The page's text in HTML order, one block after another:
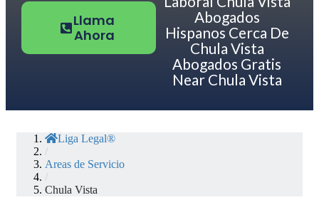
Llama
Ahora
Abogados
Hispanos Cerca De
Chula Vista
Abogados Gratis
Near Chula Vista
Liga Legal®
/
Areas de Servicio
/
Chula Vista